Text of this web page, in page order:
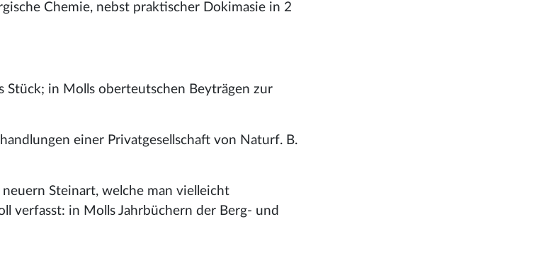
Chemie, nebst praktischer Dokimasie in 2
Stück; in Molls oberteutschen Beyträgen zur
einer Privatgesellschaft von Naturf. B.
Steinart, welche man vielleicht
verfasst: in Molls Jahrbüchern der Berg- und